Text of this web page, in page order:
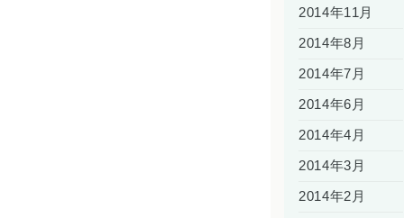
2014年11月
2014年8月
2014年7月
2014年6月
2014年4月
2014年3月
2014年2月